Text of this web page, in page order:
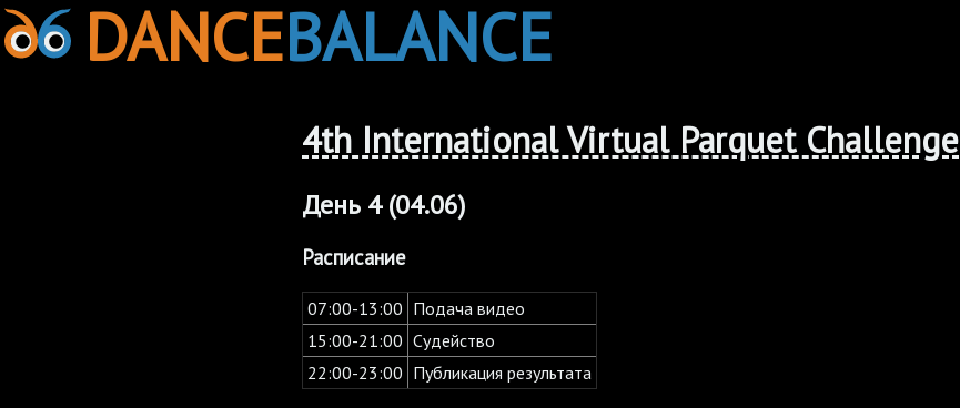
DANCEBALANCE
4th International Virtual Parquet Challenge
День 4 (04.06)
Расписание
07:00-13:00 Подача видео
15:00-21:00 Судейство
22:00-23:00 Публикация результата